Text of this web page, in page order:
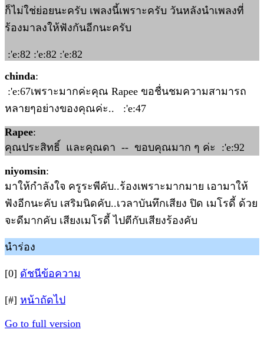
ก็ไม่ใช่ย่อยนะครับ เพลงนี้เพราะครับ วันหลังนำเพลงที่
ร้องมาลงให้ฟังกันอีกนะครับ
:'e:82 :'e:82 :'e:82
chinda:
:'e:67เพราะมากค่ะคุณ Rapee ขอชื่นชมความสามารถ
หลายๆอย่างของคุณค่ะ.. :'e:47
Rapee:
คุณประสิทธิ์ และคุณดา -- ขอบคุณมาก ๆ ค่ะ :'e:92
niyomsin:
มาให้กำลังใจ ครูระพีคับ..ร้องเพราะมากมาย เอามาให้
ฟังอีกนะคับ เสริมนิดคับ..เวลาบันทึกเสียง ปิด เมโรดี้ ด้วย
จะดีมากคับ เสียงเมโรดี้ ไปตีกับเสียงร้องคับ
นำร่อง
[0] ดัชนีข้อความ
[#] หน้าถัดไป
Go to full version